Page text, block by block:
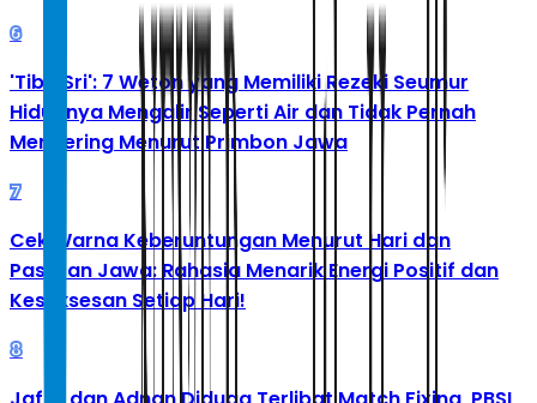
6
'Tibo Sri': 7 Weton yang Memiliki Rezeki Seumur
Hidupnya Mengalir Seperti Air dan Tidak Pernah
Mengering Menurut Primbon Jawa
7
Cek Warna Keberuntungan Menurut Hari dan
Pasaran Jawa: Rahasia Menarik Energi Positif dan
Kesuksesan Setiap Hari!
8